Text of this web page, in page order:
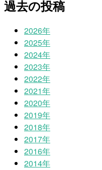
過去の投稿
2026年
2025年
2024年
2023年
2022年
2021年
2020年
2019年
2018年
2017年
2016年
2014年